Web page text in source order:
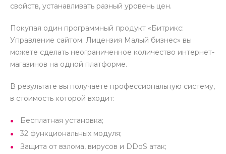
свойств, устанавливать разный уровень цен.
Покупая один программный продукт «Битрикс:
Управление сайтом. Лицензия Малый бизнес» вы
можете сделать неограниченное количество интернет-
магазинов на одной платформе.
В результате вы получаете профессиональную систему,
в стоимость которой входит:
Бесплатная установка;
32 функциональных модуля;
Защита от взлома, вирусов и DDoS атак;